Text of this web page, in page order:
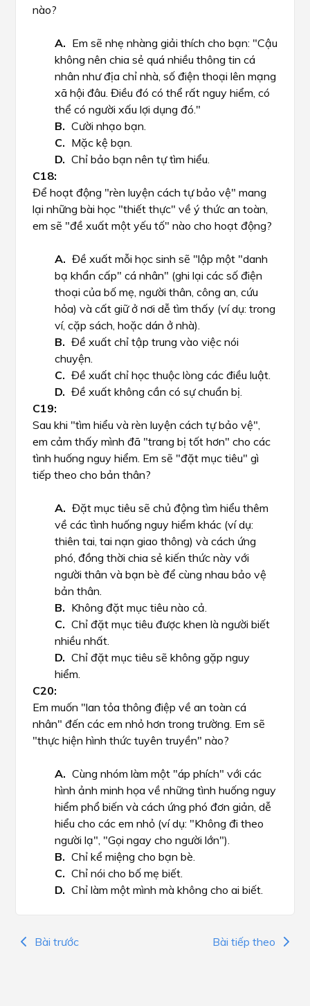
nào?
Em sẽ nhẹ nhàng giải thích cho bạn: "Cậu
không nên chia sẻ quá nhiều thông tin cá
nhân như địa chỉ nhà, số điện thoại lên mạng
xã hội đâu. Điều đó có thể rất nguy hiểm, có
thể có người xấu lợi dụng đó."
Cười nhạo bạn.
Mặc kệ bạn.
Chỉ bảo bạn nên tự tìm hiểu.
Để hoạt động "rèn luyện cách tự bảo vệ" mang
lại những bài học "thiết thực" về ý thức an toàn,
em sẽ "đề xuất một yếu tố" nào cho hoạt động?
Đề xuất mỗi học sinh sẽ "lập một "danh
bạ khẩn cấp" cá nhân" (ghi lại các số điện
thoại của bố mẹ, người thân, công an, cứu
hỏa) và cất giữ ở nơi dễ tìm thấy (ví dụ: trong
ví, cặp sách, hoặc dán ở nhà).
Đề xuất chỉ tập trung vào việc nói
chuyện.
Đề xuất chỉ học thuộc lòng các điều luật.
Đề xuất không cần có sự chuẩn bị.
Sau khi "tìm hiểu và rèn luyện cách tự bảo vệ",
em cảm thấy mình đã "trang bị tốt hơn" cho các
tình huống nguy hiểm. Em sẽ "đặt mục tiêu" gì
tiếp theo cho bản thân?
Đặt mục tiêu sẽ chủ động tìm hiểu thêm
về các tình huống nguy hiểm khác (ví dụ:
thiên tai, tai nạn giao thông) và cách ứng
phó, đồng thời chia sẻ kiến thức này với
người thân và bạn bè để cùng nhau bảo vệ
bản thân.
Không đặt mục tiêu nào cả.
Chỉ đặt mục tiêu được khen là người biết
nhiều nhất.
Chỉ đặt mục tiêu sẽ không gặp nguy
hiểm.
Em muốn "lan tỏa thông điệp về an toàn cá
nhân" đến các em nhỏ hơn trong trường. Em sẽ
"thực hiện hình thức tuyên truyền" nào?
Cùng nhóm làm một "áp phích" với các
hình ảnh minh họa về những tình huống nguy
hiểm phổ biến và cách ứng phó đơn giản, dễ
hiểu cho các em nhỏ (ví dụ: "Không đi theo
người lạ", "Gọi ngay cho người lớn").
Chỉ kể miệng cho bạn bè.
Chỉ nói cho bố mẹ biết.
Chỉ làm một mình mà không cho ai biết.
Bài trước Bài tiếp theo